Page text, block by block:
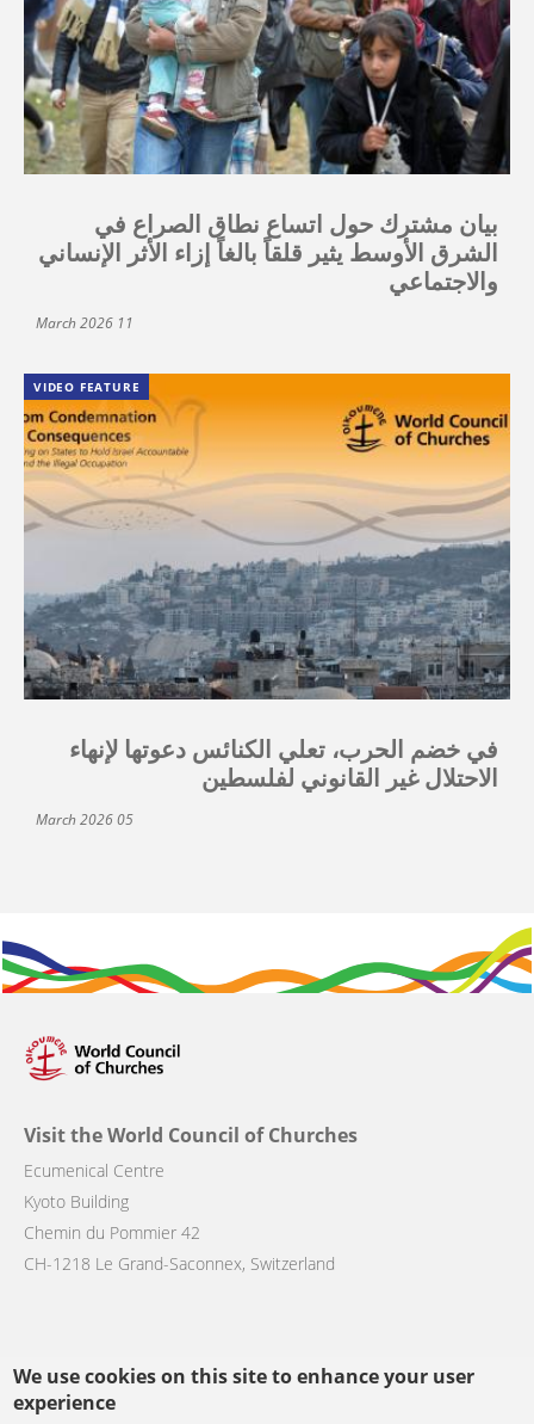
We use cookies on this site to enhance your user
experience
بيان مشترك حول اتساع نطاق الصراع في
الشرق الأوسط يثير قلقاً بالغاً إزاء الأثر الإنساني
والاجتماعي
11 March 2026
VIDEO FEATURE
في خضم الحرب، تعلي الكنائس دعوتها لإنهاء
الاحتلال غير القانوني لفلسطين
05 March 2026
Visit the World Council of Churches
Ecumenical Centre
Kyoto Building
Chemin du Pommier 42
CH-1218 Le Grand-Saconnex, Switzerland
Follow us